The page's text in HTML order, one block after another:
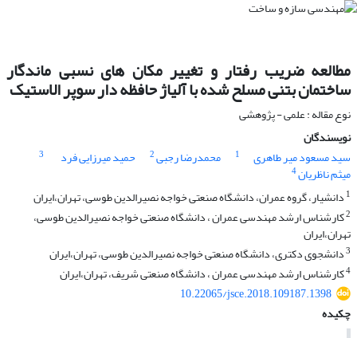
مطالعه ضریب رفتار و تغییر مکان های نسبی ماندگار
ساختمان بتنی مسلح شده با آلیاژ حافظه دار سوپر الاستیک
نوع مقاله : علمی - پژوهشی
نویسندگان
سید مسعود میر طاهری
1 محمدرضا رجبی2 حمید میرزایی فرد 3
میثم ناظریان4
1 دانشیار، گروه عمران، دانشگاه صنعتی خواجه نصیرالدین طوسی، تهران،ایران
2کارشناس ارشد مهندسی عمران ، دانشگاه صنعتی خواجه نصیرالدین طوسی،
تهران،ایران
3دانشجوی دکتری، دانشگاه صنعتی خواجه نصیرالدین طوسی، تهران،ایران
4کارشناس ارشد مهندسی عمران ، دانشگاه صنعتی شریف، تهران،ایران
10.22065/jsce.2018.109187.1398
چکیده